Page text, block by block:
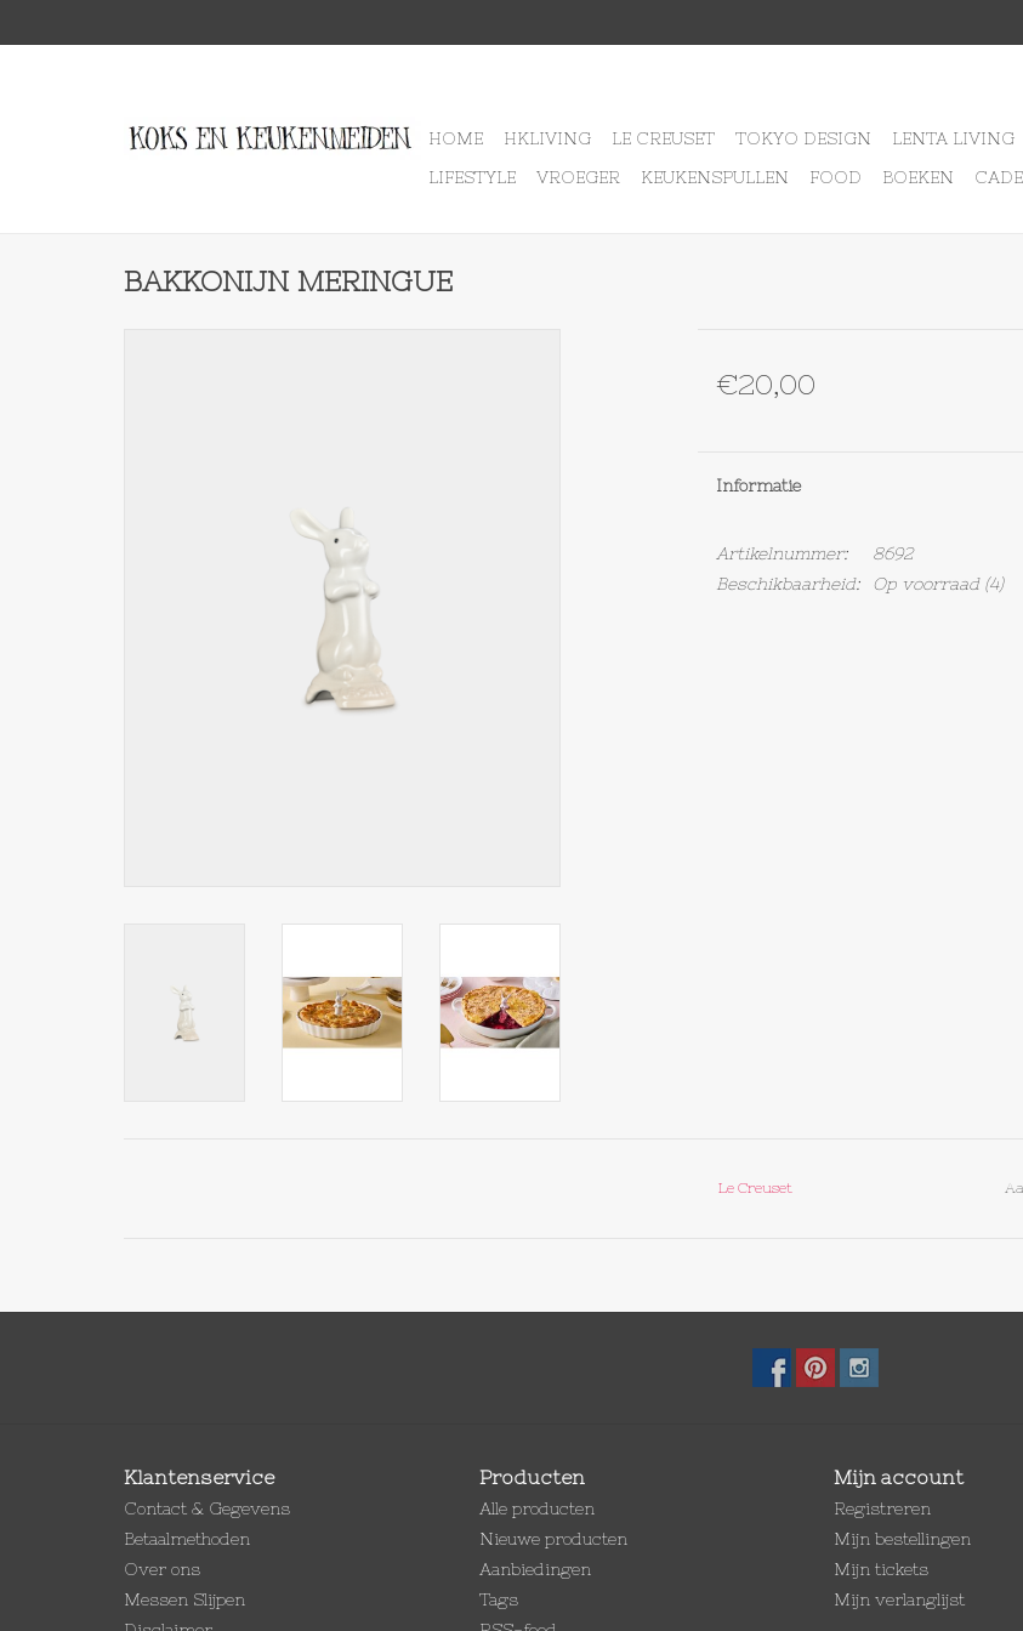
HOME HKLIVING LE CREUSET TOKYO DESIGN LENTA LIVING
LIFESTYLE
VROEGER KEUKENSPULLEN FOOD BOEKEN
BAKKONIJN MERINGUE
€20,00
Informatie
Artikelnummer:
8692
Beschikbaarheid:
Op voorraad(4)
Le Creuset
Klantenservice
Contact & Gegevens
Betaalmethoden
Over ons
Messen Slijpen
Producten
Alle producten
Nieuwe producten
Aanbiedingen
Tags
Mijn account
Registreren
Mijn bestellingen
Mijn tickets
Mijn verlanglijst